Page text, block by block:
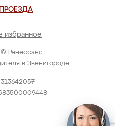
Ренессанс.
в Звенигороде.
избранное